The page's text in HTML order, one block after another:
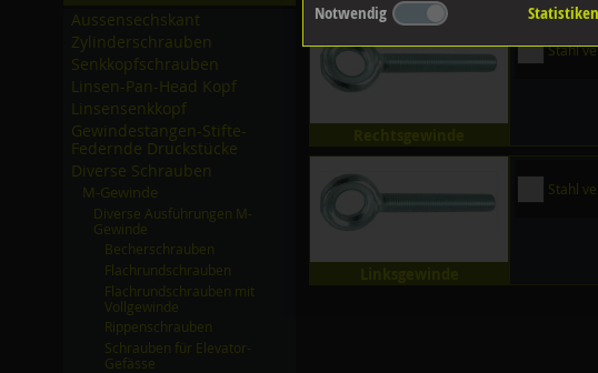
Aussensechskant
Zylinderschrauben
Senkkopfschrauben
Linsen-Pan-Head Kopf
Linsensenkkopf
Gewindestangen-Stifte-
Federnde Druckstücke
Diverse Schrauben
M-Gewinde
Diverse Ausführungen M-
Gewinde
Becherschrauben
Flachrundschrauben
Flachrundschrauben mit
Vollgewinde
Rippenschrauben
Schrauben für Elevator-
Gefässe
Stahl
Stahl
Notwendig Statistiken